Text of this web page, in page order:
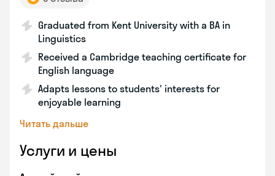
Graduated from Kent University with a BA in
Linguistics
Received a Cambridge teaching certificate for
English language
Adapts lessons to students' interests for
enjoyable learning
Читать дальше
Услуги и цены